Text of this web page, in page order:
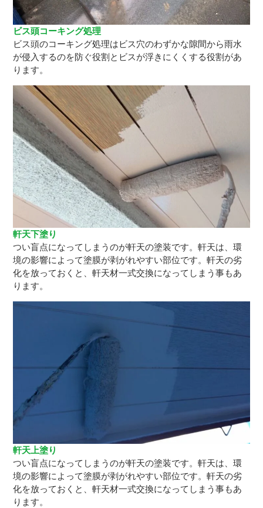
ビス頭コーキング処理
ビス頭のコーキング処理はビス穴のわずかな隙間から雨水
が侵入するのを防ぐ役割とビスが浮きにくくする役割があ
ります。
軒天下塗り
つい盲点になってしまうのが軒天の塗装です。軒天は、環
境の影響によって塗膜が剥がれやすい部位です。軒天の劣
化を放っておくと、軒天材一式交換になってしまう事もあ
ります。
軒天上塗り
つい盲点になってしまうのが軒天の塗装です。軒天は、環
境の影響によって塗膜が剥がれやすい部位です。軒天の劣
化を放っておくと、軒天材一式交換になってしまう事もあ
ります。